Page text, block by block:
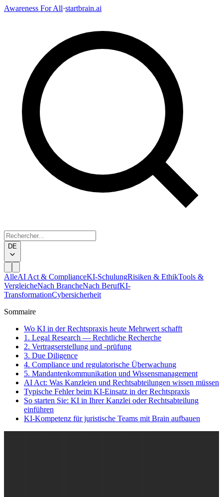
Awareness For All·startbrain.ai
DE
AlleAI Act & ComplianceKI-SchulungRisiken & EthikTools &
VergleicheNach BrancheNach BerufKI-
TransformationCybersicherheit
Sommaire
Wo KI in der Rechtspraxis heute Mehrwert schafft
1. Legal Research — Rechtliche Recherche
2. Vertragserstellung und -prüfung
3. Due Diligence
4. Compliance und regulatorische Überwachung
5. Mandantenkommunikation und Wissensmanagement
AI Act: Was Kanzleien und Rechtsabteilungen wissen müssen
Typische Fehler beim KI-Einsatz in der Rechtspraxis
So starten Sie: KI in Ihrer Kanzlei oder Rechtsabteilung
einführen
KI-Kompetenz für juristische Teams mit Brain aufbauen